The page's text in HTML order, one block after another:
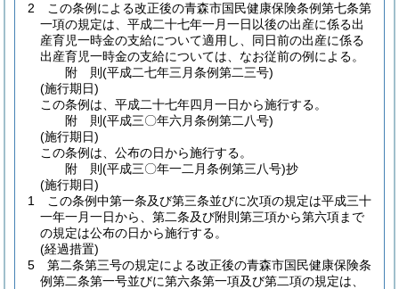
2
この条例による改正後の青森市国民健康保険条例第七条第
一項の規定は、平成二十七年一月一日以後の出産に係る出
産育児一時金の支給について適用し、同日前の出産に係る
出産育児一時金の支給については、なお従前の例による。
附 則(平成二七年三月条例第二三号)
(施行期日)
この条例は、平成二十七年四月一日から施行する。
附 則(平成三〇年六月条例第二八号)
(施行期日)
この条例は、公布の日から施行する。
附 則(平成三〇年一二月条例第三八号)抄
(施行期日)
1
この条例中第一条及び第三条並びに次項の規定は平成三十
一年一月一日から、第二条及び附則第三項から第六項まで
の規定は公布の日から施行する。
(経過措置)
5
第二条第三号の規定による改正後の青森市国民健康保険条
例第二条第一号並びに第六条第一項及び第二項の規定は、